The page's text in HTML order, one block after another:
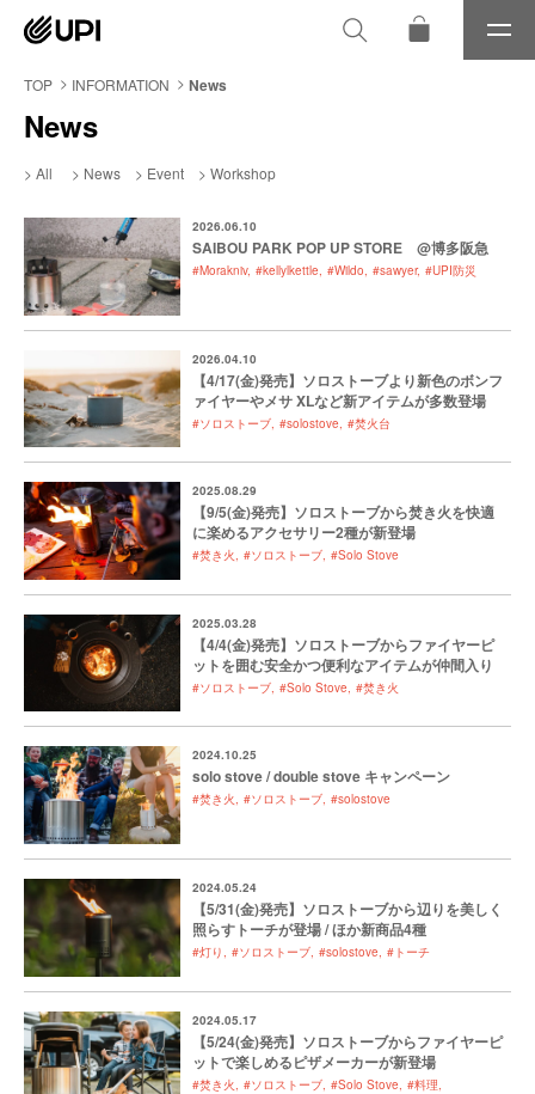
メ
ニ
TOP INFORMATION News
News
All News Event Workshop
2026.06.10
SAIBOU PARK POP UP STORE @博多阪急
#Morakniv #kellylkettle #Wildo #sawyer #UPI防災
2026.04.10
【4/17(金)発売】ソロストーブより新色のボンフ
ァイヤーやメサ XLなど新アイテムが多数登場
#ソロストーブ #solostove #焚火台
2025.08.29
【9/5(金)発売】ソロストーブから焚き火を快適
に楽めるアクセサリー2種が新登場
#焚き火 #ソロストーブ #Solo Stove
2025.03.28
【4/4(金)発売】ソロストーブからファイヤーピ
ットを囲む安全かつ便利なアイテムが仲間入り
#ソロストーブ #Solo Stove #焚き火
2024.10.25
solo stove / double stove キャンペーン
#焚き火 #ソロストーブ #solostove
2024.05.24
【5/31(金)発売】ソロストーブから辺りを美しく
照らすトーチが登場 / ほか新商品4種
#灯り #ソロストーブ #solostove #トーチ
2024.05.17
【5/24(金)発売】ソロストーブからファイヤーピ
ットで楽しめるピザメーカーが新登場
#焚き火 #ソロストーブ #Solo Stove #料理